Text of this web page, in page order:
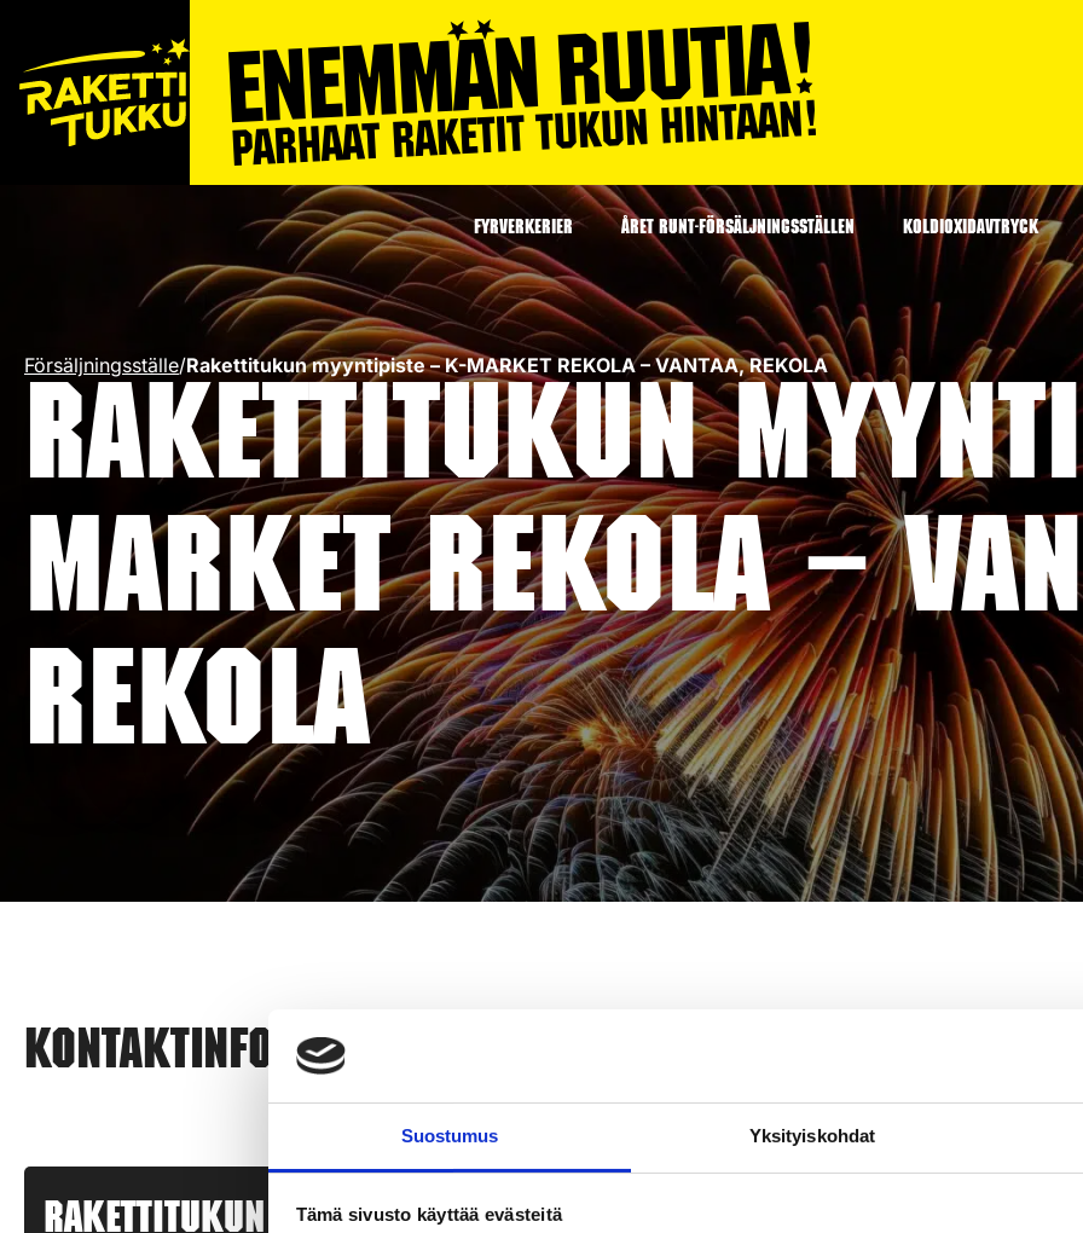
Suostumus Yksityiskohdat
Tämä sivusto käyttää evästeitä
FYRVERKERIER ÅRET RUNT-FÖRSÄLJNINGSSTÄLLEN KOLDIOXIDAVTRYCK
Försäljningsställe/Rakettitukun myyntipiste – K-MARKET REKOLA – VANTAA, REKOLA
Rakettitukun
MARKET REKOLA –
REKOLA
Kontaktinformation
Rakettitukun myyntipiste – K-